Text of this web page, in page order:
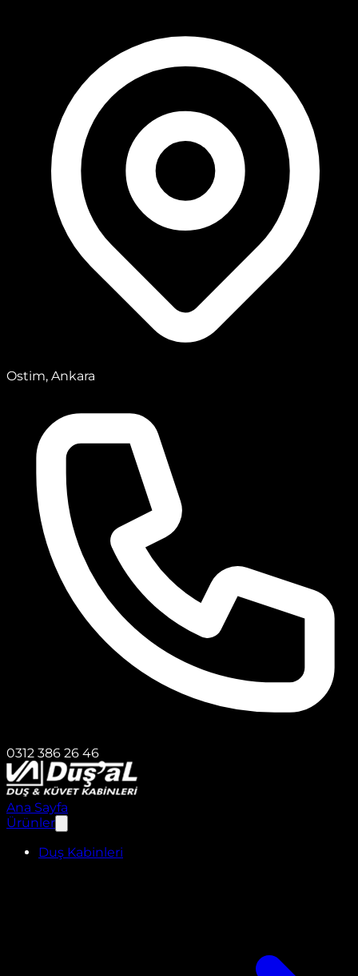
Ostim, Ankara
0312 386 26 46
Ana Sayfa
Ürünler
Duş Kabinleri